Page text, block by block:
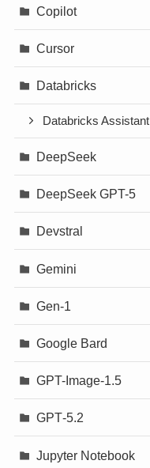
Copilot
Cursor
Databricks
Databricks Assistant
DeepSeek
DeepSeek GPT-5
Devstral
Gemini
Gen-1
Google Bard
GPT-Image-1.5
GPT‐5.2
Jupyter Notebook